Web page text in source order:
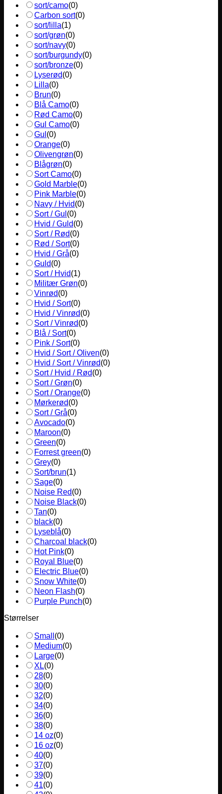
sort/camo(0)
Carbon sort(0)
sort/lilla(1)
sort/grøn(0)
sort/navy(0)
sort/burgundy(0)
sort/bronze(0)
Lyserød(0)
Lilla(0)
Brun(0)
Blå Camo(0)
Rød Camo(0)
Gul Camo(0)
Gul (0)
Orange(0)
Olivengrøn(0)
Blågrøn(0)
Sort Camo(0)
Gold Marble(0)
Pink Marble(0)
Navy / Hvid(0)
Sort / Gul (0)
Hvid / Guld(0)
Sort / Rød(0)
Rød / Sort(0)
Hvid / Grå(0)
Guld(0)
Sort / Hvid(1)
Militær Grøn(0)
Vinrød(0)
Hvid / Sort(0)
Hvid / Vinrød(0)
Sort / Vinrød(0)
Blå / Sort(0)
Pink / Sort(0)
Hvid / Sort / Oliven(0)
Hvid / Sort / Vinrød(0)
Sort / Hvid / Rød(0)
Sort / Grøn(0)
Sort / Orange(0)
Mørkerød(0)
Sort / Grå(0)
Avocado(0)
Maroon(0)
Green(0)
Forrest green(0)
Grey(0)
Sort/brun(1)
Sage(0)
Noise Red(0)
Noise Black(0)
Tan(0)
black(0)
Lyseblå(0)
Charcoal black(0)
Hot Pink(0)
Royal Blue(0)
Electric Blue(0)
Snow White(0)
Neon Flash(0)
Purple Punch(0)
Størrelser
Small (0)
Medium(0)
Large(0)
XL(0)
28(0)
30(0)
32(0)
34(0)
36(0)
38(0)
14 oz(0)
16 oz(0)
40(0)
37(0)
39(0)
41(0)